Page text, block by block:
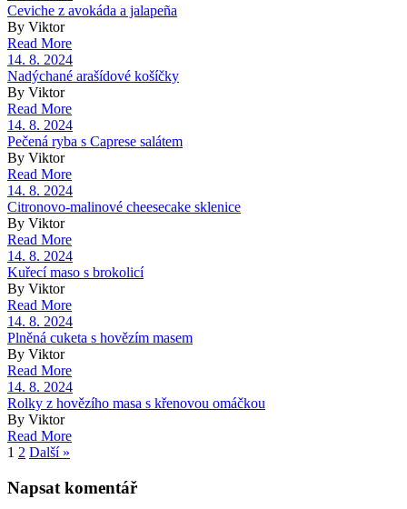
Ceviche z avokáda a jalapeña
By Viktor
Read More
14. 8. 2024
Nadýchané arašídové košíčky
By Viktor
Read More
14. 8. 2024
Pečená ryba s Caprese salátem
By Viktor
Read More
14. 8. 2024
Citronovo-malinové cheesecake sklenice
By Viktor
Read More
14. 8. 2024
Kuřecí maso s brokolicí
By Viktor
Read More
14. 8. 2024
Plněná cuketa s hovězím masem
By Viktor
Read More
14. 8. 2024
Rolky z hovězího masa s křenovou omáčkou
By Viktor
Read More
1 2 Další »
Napsat komentář